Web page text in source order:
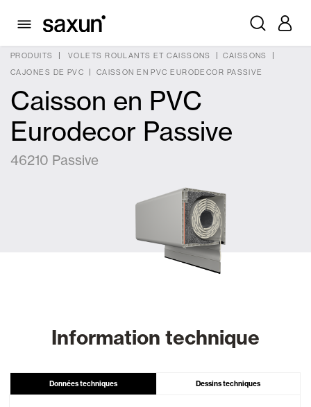
PRODUITS VOLETS ROULANTS ET CAISSONS
CAISSONS
CAJONES DE PVC
CAISSON EN PVC EURODECOR PASSIVE
Caisson en PVC
Eurodecor Passive
46210 Passive
Information technique
Données techniques Dessins techniques